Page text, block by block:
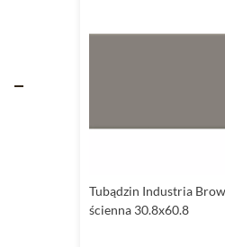
Tubądzin Industria
ścienna 30.8x60.8